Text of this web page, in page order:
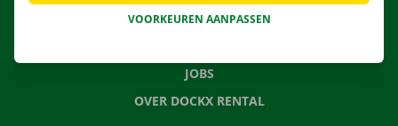
NIEUWS
JOBS
OVER DOCKX RENTAL
VOORKEUREN AANPASSEN